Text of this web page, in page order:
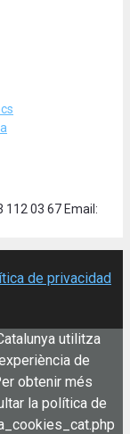
03 67 Email:
de privacidad
utilitza
de
obtenir més
la política de